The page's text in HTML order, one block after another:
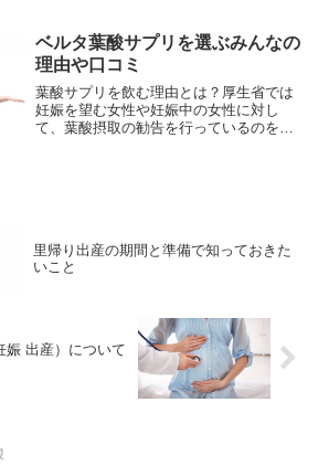
で、妊娠中の妊婦には葉酸が必要な理
由・効果をさまざまな方向か...
ベルタ葉酸サプリを選ぶみんなの
理由や口コミ
葉酸サプリを飲む理由とは？厚生省では
妊娠を望む女性や妊娠中の女性に対し
て、葉酸摂取の勧告を行っているのをご
里帰り出産の期間と準備で知っておきた
いこと
娠 出産）について